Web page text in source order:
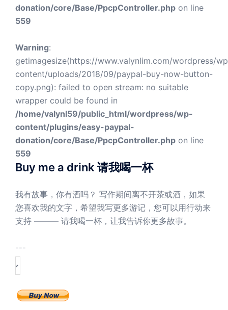
donation/core/Base/PpcpController.php on line
559
Warning:
getimagesize(https://www.valynlim.com/wordpress/
content/uploads/2018/09/paypal-buy-now-button-
copy.png): failed to open stream: no suitable
wrapper could be found in
/home/valynl59/public_html/wordpress/wp-
content/plugins/easy-paypal-
donation/core/Base/PpcpController.php on line
559
Buy me a drink 请我喝一杯
我有故事，你有酒吗？ 写作期间离不开茶或酒，如果
您喜欢我的文字，希望我写更多游记，您可以用行动来
支持 ——— 请我喝一杯，让我告诉你更多故事。
---